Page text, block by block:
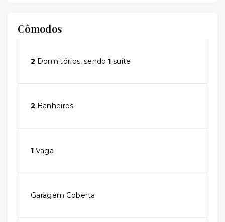
Cômodos
2 Dormitórios, sendo 1 suíte
2 Banheiros
1 Vaga
Garagem Coberta